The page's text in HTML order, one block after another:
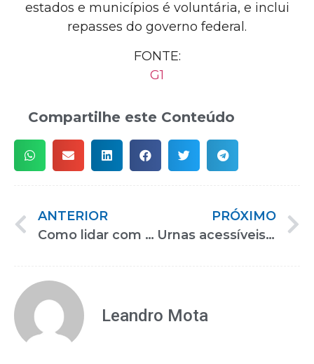
estados e municípios é voluntária, e inclui
repasses do governo federal.
FONTE:
G1
Compartilhe este Conteúdo
ANTERIOR
Como lidar com a deficiência intelectual de idosos na pandemia?
PRÓXIMO
Urnas acessíveis e sessões especiais facilitam o voto para pessoas com deficiência
Leandro Mota